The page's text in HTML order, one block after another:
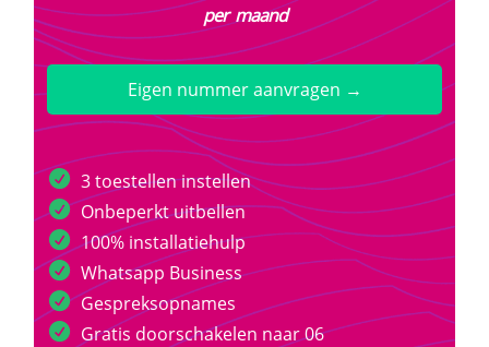
per maand
Eigen nummer aanvragen →
3 toestellen instellen
Onbeperkt uitbellen
100% installatiehulp
Whatsapp Business
Gespreksopnames
Gratis doorschakelen naar 06